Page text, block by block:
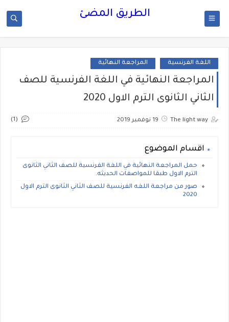
الطريق المضئ
اللغة الفرنسية المراجعة النهائية
المراجعة النهائية في اللغة الفرنسية للصف
الثاني الثانوى الترم الاول 2020
The light way 19 نوفمبر 2019 (1)
اقسام الموضوع
حمل المراجعة النهائية في اللغة الفرنسية للصف الثاني الثانوى
الترم الاول طبقا للمواصفات الحديثه.
صور من مراجعة اللغه الفرنسية للصف الثاني الثانوى الترم الاول
2020